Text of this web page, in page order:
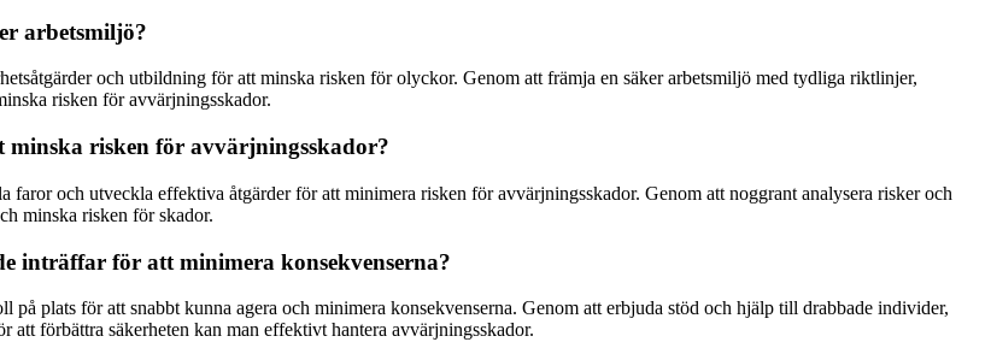
arbetsmiljö?
och utbildning för att minska risken för olyckor. Genom att främja en säker arbetsmiljö med tydliga riktlinjer,
risken för avvärjningsskador.
minska risken för avvärjningsskador?
och utveckla effektiva åtgärder för att minimera risken för avvärjningsskador. Genom att noggrant analysera risker och
minska risken för skador.
inträffar för att minimera konsekvenserna?
plats för att snabbt kunna agera och minimera konsekvenserna. Genom att erbjuda stöd och hjälp till drabbade individer,
förbättra säkerheten kan man effektivt hantera avvärjningsskador.